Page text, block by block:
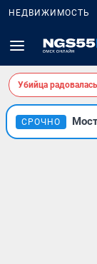
НЕДВИЖИМОСТЬ
Убийца
СРОЧНО